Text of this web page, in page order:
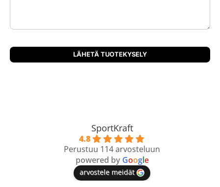
SportKraft
4.8
Perustuu 114 arvosteluun
powered by Google
arvostele meidät